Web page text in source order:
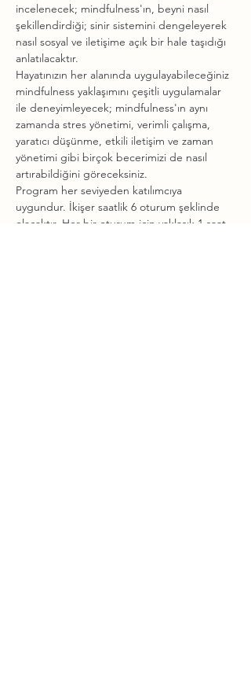
incelenecek; mindfulness'ın, beyni nasıl
şekillendirdiği; sinir sistemini dengeleyerek
nasıl sosyal ve iletişime açık bir hale taşıdığı
anlatılacaktır.
Hayatınızın her alanında uygulayabileceğiniz
mindfulness yaklaşımını çeşitli uygulamalar
ile deneyimleyecek; mindfulness'ın aynı
zamanda stres yönetimi, verimli çalışma,
yaratıcı düşünme, etkili iletişim ve zaman
yönetimi gibi birçok becerimizi de nasıl
artırabildiğini göreceksiniz.
Program her seviyeden katılımcıya
uygundur. İkişer saatlik 6 oturum şeklinde
olacaktır. Her bir oturum için yaklaşık 1 saat